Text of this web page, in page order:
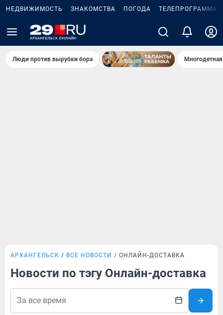
НЕДВИЖИМОСТЬ ЗНАКОМСТВА ПОГОДА ТЕЛЕПРОГРАММА
Люди против вырубки бора
АРХАНГЕЛЬСК ВСЕ НОВОСТИ ОНЛАЙН-ДОСТАВКА
Новости по тэгу Онлайн-доставка